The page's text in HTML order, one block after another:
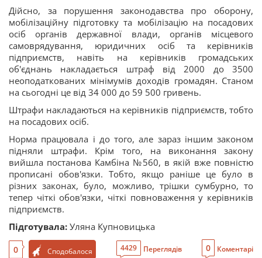
Дійсно, за порушення законодавства про оборону,
мобілізаційну підготовку та мобілізацію на посадових
осіб органів державної влади, органів місцевого
самоврядування, юридичних осіб та керівників
підприємств, навіть на керівників громадських
об'єднань накладається штраф від 2000 до 3500
неоподаткованих мінімумів доходів громадян. Станом
на сьогодні це від 34 000 до 59 500 гривень.
Штрафи накладаються на керівників підприємств, тобто
на посадових осіб.
Норма працювала і до того, але зараз іншим законом
підняли штрафи. Крім того, на виконання закону
вийшла постанова Камбіна №560, в якій вже повністю
прописані обов'язки. Тобто, якщо раніше це було в
різних законах, було, можливо, трішки сумбурно, то
тепер чіткі обов'язки, чіткі повноваження у керівників
підприємств.
Підготувала: Уляна Купновицька
0 Сподобалося 4429 Переглядів 0 Коментарі